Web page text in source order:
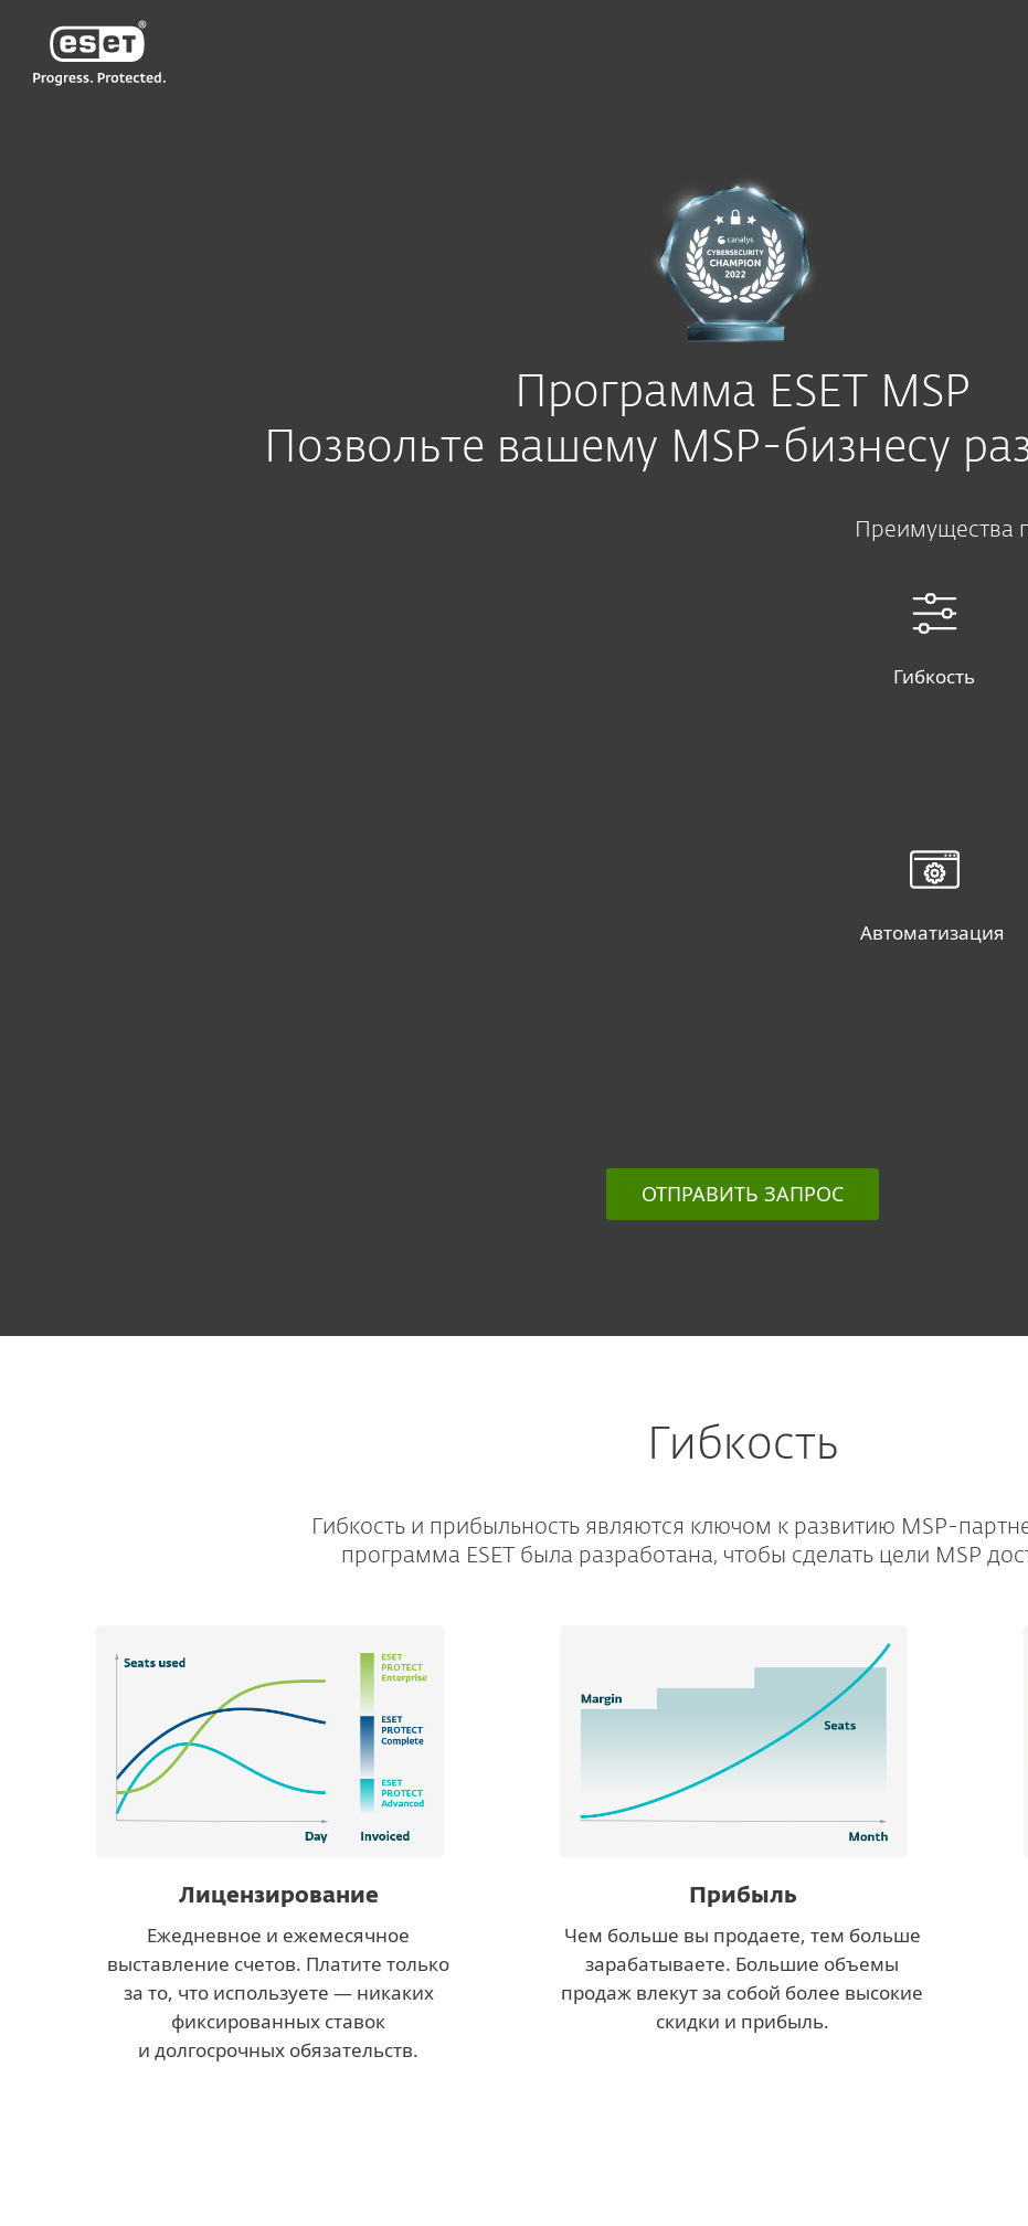
Программа ESET MSP
Позвольте вашему MSP-бизнесу
Преимущества
Гибкость
Автоматизация
ОТПРАВИТЬ ЗАПРОС
Гибкость
Гибкость и прибыльность являются ключом к развитию MSP-
программа ESET была разработана, чтобы сделать цели MSP
Лицензирование
Ежедневное и ежемесячное
выставление счетов. Платите только
за то, что используете — никаких
фиксированных ставок
и долгосрочных обязательств.
Прибыль
Чем больше вы продаете, тем больше
зарабатываете. Большие объемы
продаж влекут за собой более высокие
скидки и прибыль.
UA-RUДля бизнеса
ESET